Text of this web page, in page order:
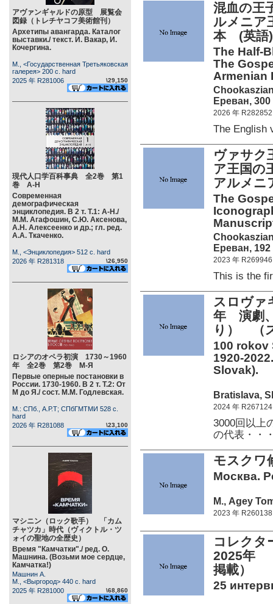
アヴァンギャルドの原型 展覧会
図録（トレチヤコフ美術館刊）
Архетипы авангарда. Каталог
выставки./ текст. И. Вакар, И.
Кочергина.
М., <Государственная Третьяковская
галерея> 200 c. hard
2025 年 R281006
\29,150
現代人口学百科事典 全2巻 第1
巻 А-Н
Современная
демографическая
энциклопедия. В 2 т. Т.1: А-Н./
М.М. Агафошин, С.Ю. Аксенова,
А.Н. Алексеенко и др.; гл. ред.
А.А. Ткаченко.
М., <Энциклопедия> 512 c. hard
2026 年 R281318
\26,950
ロシアのオペラ初演 1730～1960
年 全2巻 第2巻 М-Я
Первые оперные постановки в
России. 1730-1960. В 2 т. Т.2: От
М до Я./ сост. М.М. Годлевская.
М.: СПб., А.Р.Т; СПбГМТМИ 528 c.
hard
2026 年 R281088
\23,100
マシニン（ロック歌手） 「カム
チャツカ」時代（ヴィクトル・ツ
ォイの聖地の全歴史）
Время "Камчатки"./ ред. О.
Машнина. (Возьми мое сердце,
Камчатка!)
Машнин А.
М., <Выргород> 440 c. hard
2025 年 R281000
\68,860
混血の王
ルメニア
本 (英語)
The Half-
The
Armenian
Ереван,
2026 年 R282852
The English
ヴァサク
ア王国の
アルメニ
The
Ереван,
2023 年 R269946
This is the
スロヴァ
年 演劇
り） （
100 rokov
1920-
Slovak).
Bratislava,
2024 年 R267124
3000回以上
の代表・・
モスク
Москва.
М., Agey
2023 年 R260138
コレク
2025年
掲載）
25